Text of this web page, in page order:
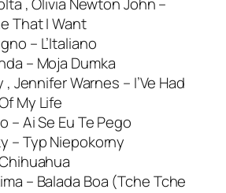
That I Want
– L’Italiano
– Moja Dumka
, Jennifer Warnes – I’Ve Had
My Life
– Ai Se Eu Te Pego
– Typ Niepokorny
– Balada Boa (Tche Tche